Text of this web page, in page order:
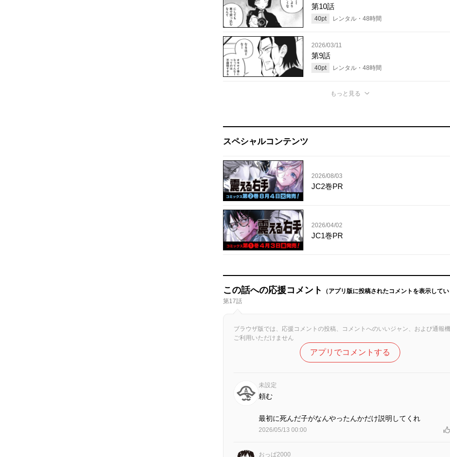
第10話
40pt レンタル・ 48時間
2026/03/11
第9話
40pt レンタル・ 48時間
もっと見る
スペシャルコンテンツ
2026/08/03
JC2巻PR
2026/04/02
JC1巻PR
この話への応援コメント
（アプリ版に投稿されたコメントを表示して
第17話
ブラウザ版では、応援コメントの投稿、コメントへのいいジャン、および通報
ご利用いただけません
アプリでコメントする
未設定
頼む
最初に死んだ子がなんやったんかだけ説明してくれ
2026/05/13 00:00
おっぱ2000